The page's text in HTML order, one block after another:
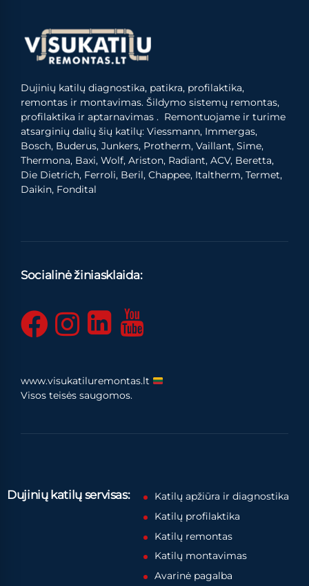
Dujinių katilų diagnostika, patikra, profilaktika,
remontas ir montavimas. Šildymo sistemų remontas,
profilaktika ir aptarnavimas . Remontuojame ir turime
atsarginių dalių šių katilų: Viessmann, Immergas,
Bosch, Buderus, Junkers, Protherm, Vaillant, Sime,
Thermona, Baxi, Wolf, Ariston, Radiant, ACV, Beretta,
Die Dietrich, Ferroli, Beril, Chappee, Italtherm, Termet,
Daikin, Fondital
Socialinė žiniasklaida:
www.visukatiluremontas.lt
Visos teisės saugomos.
Dujinių katilų servisas:
Katilų apžiūra ir diagnostika
Katilų profilaktika
Katilų remontas
Katilų montavimas
Avarinė pagalba